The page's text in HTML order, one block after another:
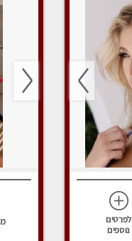
לפרטים
נוספים